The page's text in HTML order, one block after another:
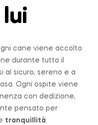
cane viene accolto
durante tutto il
al sicuro, sereno e a
Ogni ospite viene
con dedizione,
pensato per
tranquillità